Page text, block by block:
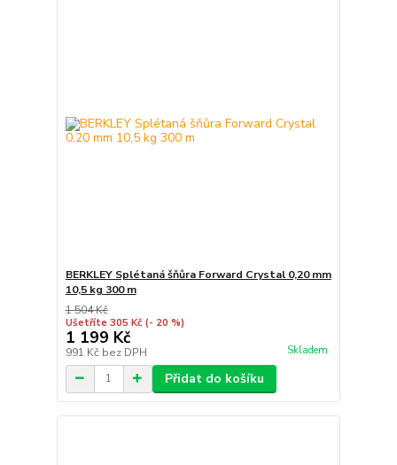
BERKLEY Splétaná šňůra Forward Crystal 0,20 mm
10,5 kg 300 m
1 504 Kč
Ušetříte 305 Kč (- 20 %)
1 199 Kč
991 Kč bez DPH Skladem
Přidat do košíku